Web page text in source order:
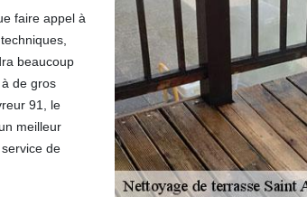
faire appel à
beaucoup
de gros
91, le
meilleur
de